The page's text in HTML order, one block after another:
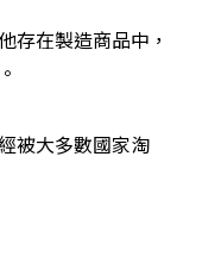
存在製造商品中，
被大多數國家淘